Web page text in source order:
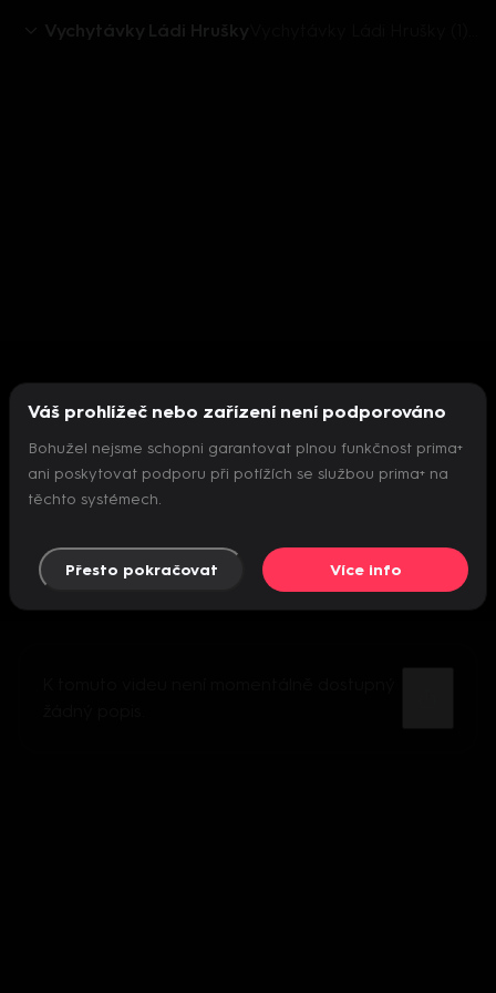
Vychytávky Ládi Hrušky
Nepodařilo se inicializovat přehrávač
Váš prohlížeč nebo zařízení není podporováno
Bohužel nejsme schopni garantovat plnou funkčnost prima+
ani poskytovat podporu při potížích se službou prima+ na
těchto systémech.
Přesto pokračovat Více info